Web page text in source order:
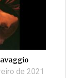
de 2021